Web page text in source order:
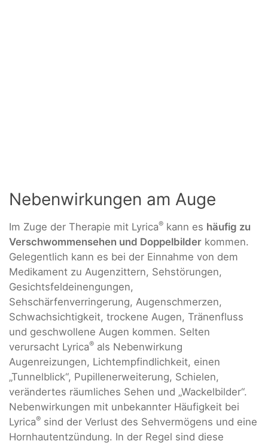
Nebenwirkungen am Auge
Im Zuge der Therapie mit Lyrica® kann es häufig zu
Verschwommensehen und Doppelbilder kommen.
Gelegentlich kann es bei der Einnahme von dem
Medikament zu Augenzittern, Sehstörungen,
Gesichtsfeldeinengungen,
Sehschärfenverringerung, Augenschmerzen,
Schwachsichtigkeit, trockene Augen, Tränenfluss
und geschwollene Augen kommen. Selten
verursacht Lyrica® als Nebenwirkung
Augenreizungen, Lichtempfindlichkeit, einen
„Tunnelblick“, Pupillenerweiterung, Schielen,
verändertes räumliches Sehen und „Wackelbilder“.
Nebenwirkungen mit unbekannter Häufigkeit bei
Lyrica® sind der Verlust des Sehvermögens und eine
Hornhautentzündung. In der Regel sind diese